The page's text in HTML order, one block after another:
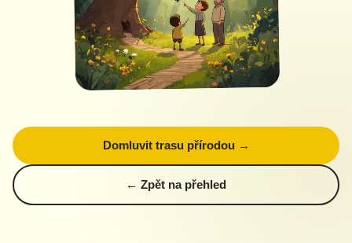
Domluvit trasu přírodou →
← Zpět na přehled